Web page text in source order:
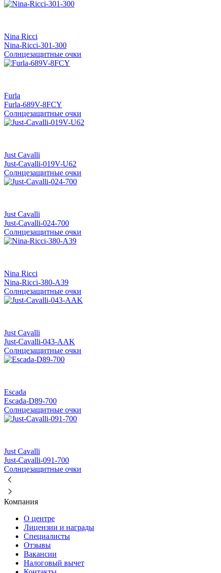
Nina Ricci
Nina-Ricci-301-300
Солнцезащитные очки
Furla
Furla-689V-8FCY
Солнцезащитные очки
Just Cavalli
Just-Cavalli-019V-U62
Солнцезащитные очки
Just Cavalli
Just-Cavalli-024-700
Солнцезащитные очки
Nina Ricci
Nina-Ricci-380-A39
Солнцезащитные очки
Just Cavalli
Just-Cavalli-043-AAK
Солнцезащитные очки
Escada
Escada-D89-700
Солнцезащитные очки
Just Cavalli
Just-Cavalli-091-700
Солнцезащитные очки
Компания
О центре
Лицензии и награды
Специалисты
Отзывы
Вакансии
Налоговый вычет